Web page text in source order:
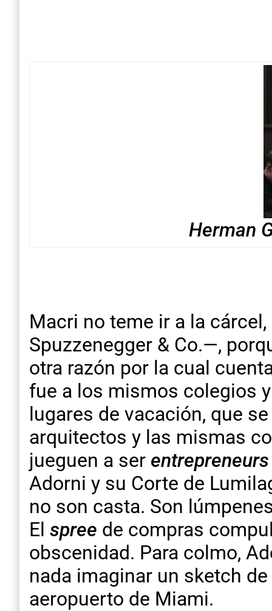
Herman
Macri no teme ir a la
Spuzzenegger & Co.—,
otra razón por la cual
fue a los mismos colegios
lugares de vacación, que
arquitectos y las mismas
jueguen a ser entrepreneurs
Adorni y su Corte de
no son casta. Son
El spree de compras
obscenidad. Para colmo,
nada imaginar un sketch
aeropuerto de Miami.